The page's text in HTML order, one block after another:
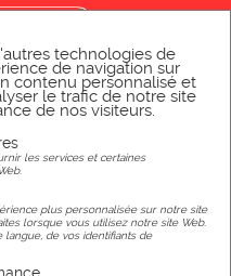
UNS TELEFONISCH
AN
Rechtliche Hinweise
technologies de
de navigation sur
contenu personnalisé et
le trafic de notre site
de nos visiteurs.
les services et certaines
plus personnalisée sur notre site
lorsque vous utilisez notre site Web.
langue, de vos identifiants de